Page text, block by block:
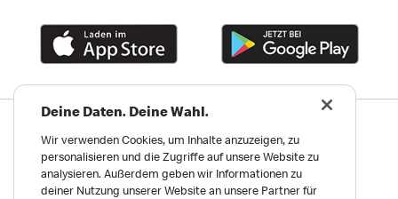
Impressum und Nutzungs­bedingungen
Meldungen zu Menschen- und Umweltrechten
Deine Daten. Deine Wahl.
Wir verwenden Cookies, um Inhalte anzuzeigen, zu
personalisieren und die Zugriffe auf unsere Website zu
analysieren. Außerdem geben wir Informationen zu
deiner Nutzung unserer Website an unsere Partner für